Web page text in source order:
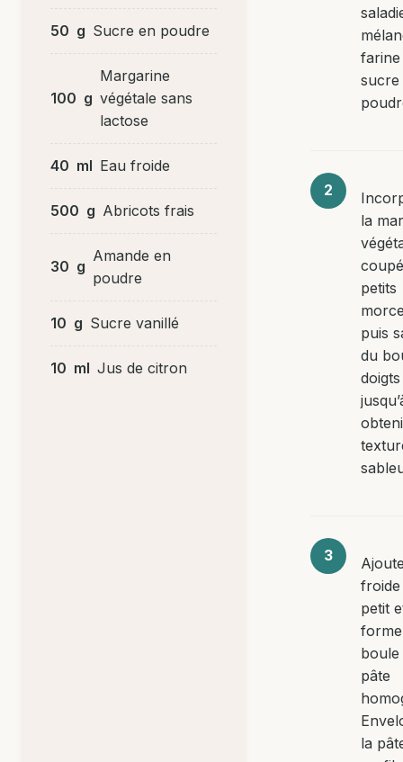
50 g Sucre en poudre
100 g
Margarine
végétale sans
lactose
40 ml Eau froide
500 g Abricots frais
30 g
Amande en
poudre
10 g Sucre vanillé
10 ml Jus de citron
sucre
la
petits
puis
du
doigts
petit
boule
pâte
la